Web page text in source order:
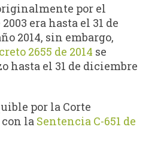
por el
era hasta el 31 de
2014, sin embargo,
2655 de 2014 se
hasta el 31 de diciembre
por la Corte
la Sentencia C-651 de